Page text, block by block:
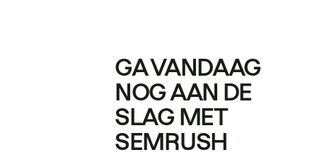
GA VANDAAG
NOG AAN DE
SLAG MET
SEMRUSH